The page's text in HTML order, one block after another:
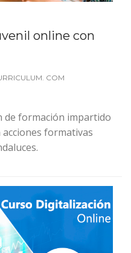
online con
COM
de formación impartido
formativas